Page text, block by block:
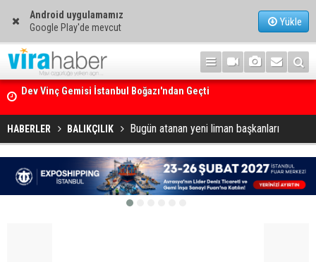
Android uygulamamız
Google Play'de mevcut
Yükle
Ege Denizi’nin En Büyük Mercan Ormanı
HABERLER BALIKÇILIK Bugün atanan yeni liman başkanları